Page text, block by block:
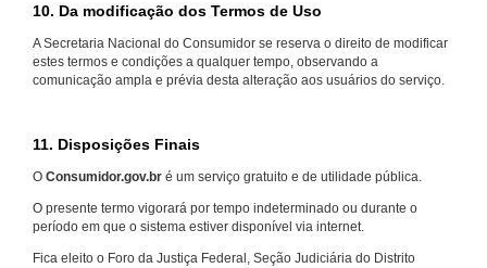
10. Da modificação dos Termos de Uso
A Secretaria Nacional do Consumidor se reserva o direito de modificar
estes termos e condições a qualquer tempo, observando a
comunicação ampla e prévia desta alteração aos usuários do serviço.
11. Disposições Finais
O Consumidor.gov.br é um serviço gratuito e de utilidade pública.
O presente termo vigorará por tempo indeterminado ou durante o
período em que o sistema estiver disponível via internet.
Fica eleito o Foro da Justiça Federal, Seção Judiciária do Distrito